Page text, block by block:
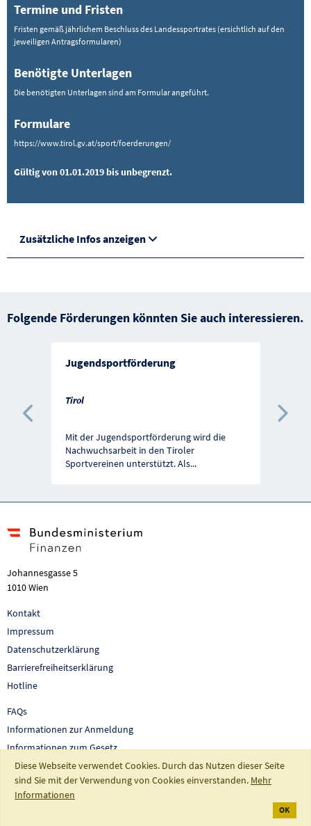
Termine und Fristen
Fristen gemäß jährlichem Beschluss des Landessportrates (ersichtlich auf den
jeweiligen Antragsformularen)
Benötigte Unterlagen
Die benötigten Unterlagen sind am Formular angeführt.
Formulare
https://www.tirol.gv.at/sport/foerderungen/
Gültig von 01.01.2019 bis unbegrenzt.
Zusätzliche Infos anzeigen
Folgende Förderungen könnten Sie auch interessieren.
Jugendsportförderung
Tirol
Mit der Jugendsportförderung wird die
Nachwuchsarbeit in den Tiroler
Sportvereinen unterstützt. Als...
Vorherige Förderung
Johannesgasse 5
1010 Wien
Kontakt
Impressum
Datenschutzerklärung
Barrierefreiheitserklärung
Hotline
FAQs
Informationen zur Anmeldung
Informationen zum Gesetz
Auswertungen und Berichte
So fördert Österreich
Diese Webseite verwendet Cookies. Durch das Nutzen dieser Seite
sind Sie mit der Verwendung von Cookies einverstanden. Mehr
Informationen
OK